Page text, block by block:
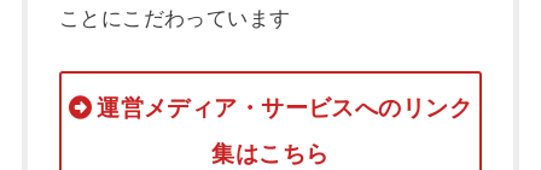
ことにこだわっています
運営メディア・サービスへのリンク
集はこちら